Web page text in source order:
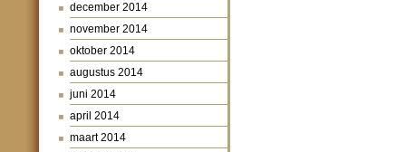
december 2014
november 2014
oktober 2014
augustus 2014
juni 2014
april 2014
maart 2014